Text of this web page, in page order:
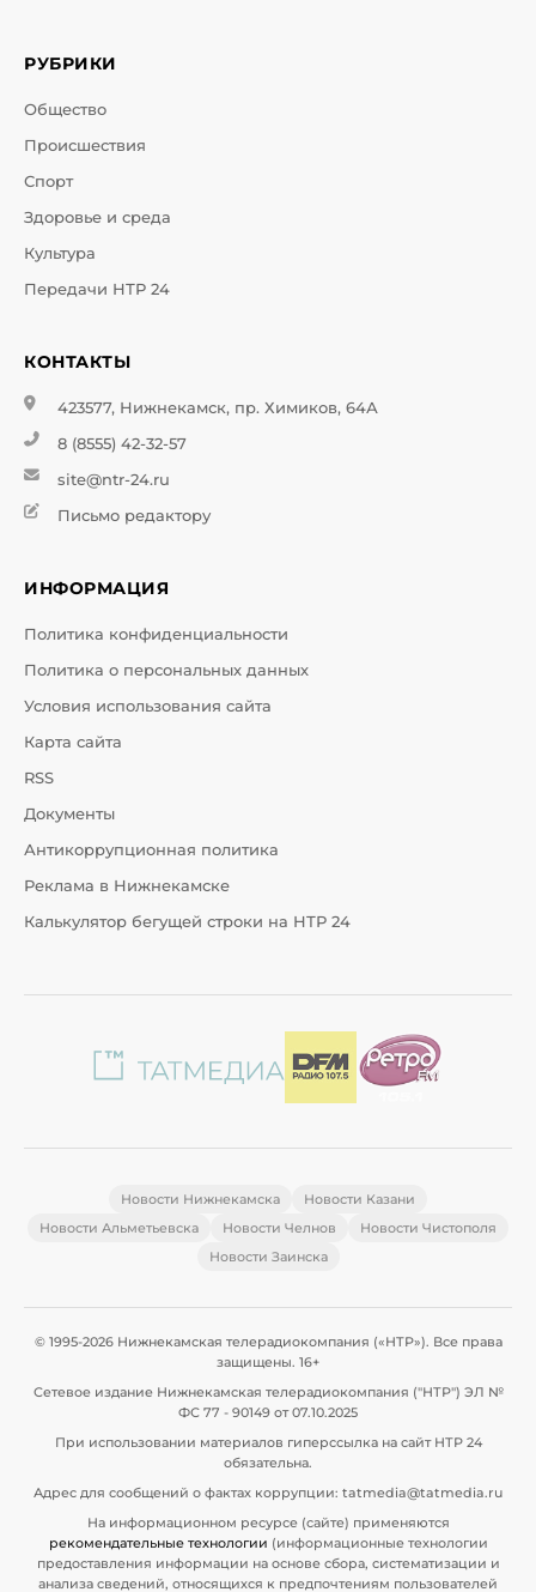
РУБРИКИ
Общество
Происшествия
Спорт
Здоровье и среда
Культура
Передачи НТР 24
КОНТАКТЫ
423577, Нижнекамск, пр. Химиков, 64А
8 (8555) 42-32-57
site@ntr-24.ru
Письмо редактору
ИНФОРМАЦИЯ
Политика конфиденциальности
Политика о персональных данных
Условия использования сайта
Карта сайта
RSS
Документы
Антикоррупционная политика
Реклама в Нижнекамске
Калькулятор бегущей строки на НТР 24
Новости Нижнекамска
Новости Казани
Новости Альметьевска
Новости Челнов
Новости Чистополя
Новости Заинска
© 1995-2026 Нижнекамская телерадиокомпания («НТР»). Все права
защищены. 16+
Сетевое издание Нижнекамская телерадиокомпания ("НТР") ЭЛ №
ФС 77 - 90149 от 07.10.2025
При использовании материалов гиперссылка на сайт НТР 24
обязательна.
Адрес для сообщений о фактах коррупции: tatmedia@tatmedia.ru
На информационном ресурсе (сайте) применяются
рекомендательные технологии (информационные технологии
предоставления информации на основе сбора, систематизации и
анализа сведений, относящихся к предпочтениям пользователей